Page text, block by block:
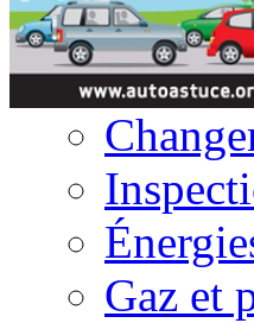
Gaz et